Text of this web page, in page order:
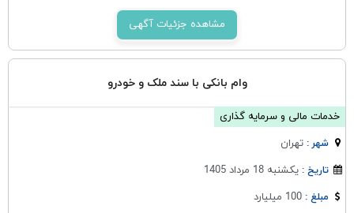
مشاهده جزئیات آگهی
وام بانکی با سند ملک و خودرو
خدمات مالی و سرمایه گذاری
شهر :تهران
تاریخ :یکشنبه 18 مرداد 1405
مبلغ :100 میلیارد